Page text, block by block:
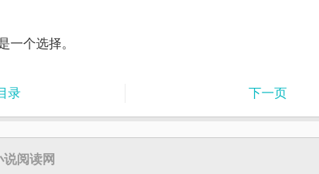
一个选择。
录 下一页
说阅读网